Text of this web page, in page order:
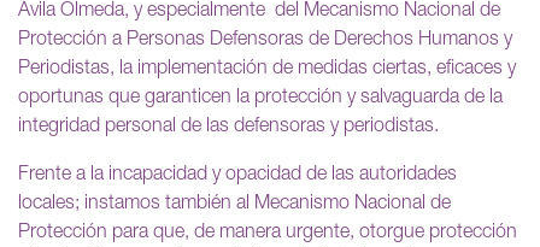
Ávila Olmeda, y especialmente del Mecanismo Nacional de
Protección a Personas Defensoras de Derechos Humanos y
Periodistas, la implementación de medidas ciertas, eficaces y
oportunas que garanticen la protección y salvaguarda de la
integridad personal de las defensoras y periodistas.
Frente a la incapacidad y opacidad de las autoridades
locales; instamos también al Mecanismo Nacional de
Protección para que, de manera urgente, otorgue protección